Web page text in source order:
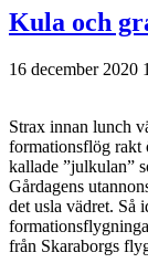
Kula och
16 december 2020
Strax innan lunch
formationsflög rakt
kallade ”julkulan”
Gårdagens
det usla vädret. Så
från Skaraborgs